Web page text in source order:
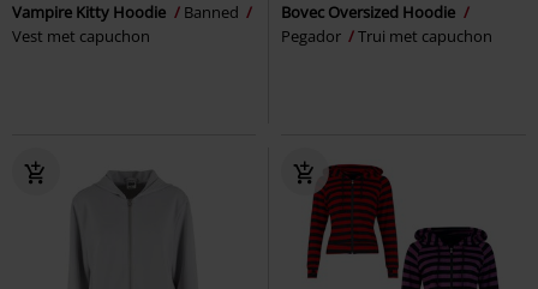
Vampire Kitty Hoodie
Banned
Vest met capuchon
Bovec Oversized Hoodie
Pegador
Trui met capuchon